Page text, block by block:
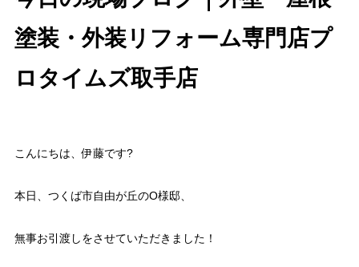
塗装・外装リフォーム専門店プ
ロタイムズ取手店
こんにちは、伊藤です?
本日、つくば市自由が丘のO様邸、
無事お引渡しをさせていただきました！